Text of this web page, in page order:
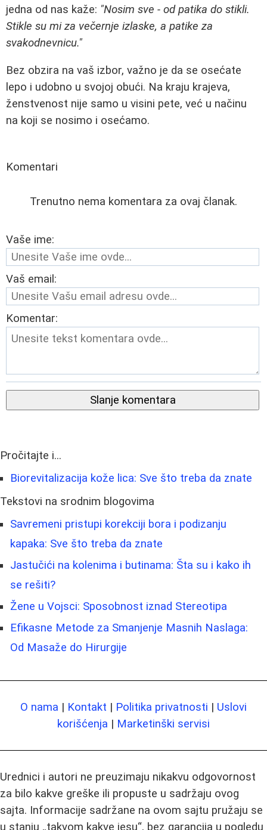
jedna od nas kaže: "Nosim sve - od patika do stikli.
Stikle su mi za večernje izlaske, a patike za
svakodnevnicu."
Bez obzira na vaš izbor, važno je da se osećate
lepo i udobno u svojoj obući. Na kraju krajeva,
ženstvenost nije samo u visini pete, već u načinu
na koji se nosimo i osećamo.
Komentari
Trenutno nema komentara za ovaj članak.
Vaše ime:
Vaš email:
Komentar:
Slanje komentara
Pročitajte i...
Biorevitalizacija kože lica: Sve što treba da znate
Tekstovi na srodnim blogovima
Savremeni pristupi korekciji bora i podizanju
kapaka: Sve što treba da znate
Jastučići na kolenima i butinama: Šta su i kako ih
se rešiti?
Žene u Vojsci: Sposobnost iznad Stereotipa
Efikasne Metode za Smanjenje Masnih Naslaga:
Od Masaže do Hirurgije
O nama | Kontakt | Politika privatnosti | Uslovi
korišćenja | Marketinški servisi
Urednici i autori ne preuzimaju nikakvu odgovornost
za bilo kakve greške ili propuste u sadržaju ovog
sajta. Informacije sadržane na ovom sajtu pružaju se
u stanju „takvom kakve jesu“, bez garancija u pogledu